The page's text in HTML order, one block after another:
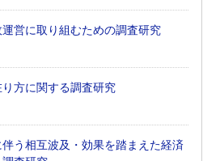
営に取り組むための調査研究
方に関する調査研究
う相互波及・効果を踏まえた経済